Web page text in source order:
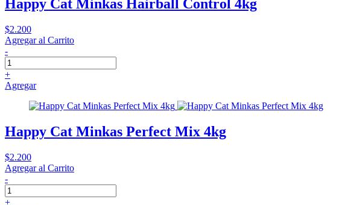
Happy Cat Minkas Hairball Control 4kg
$2.200
Agregar al Carrito
-
+
Agregar
Happy Cat Minkas Perfect Mix 4kg
$2.200
Agregar al Carrito
-
+